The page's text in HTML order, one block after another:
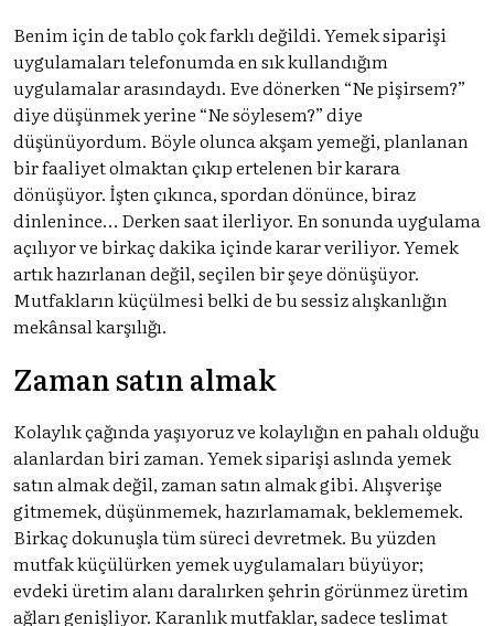
Benim için de tablo çok farklı değildi. Yemek siparişi
uygulamaları telefonumda en sık kullandığım
uygulamalar arasındaydı. Eve dönerken “Ne pişirsem?”
diye düşünmek yerine “Ne söylesem?” diye
düşünüyordum. Böyle olunca akşam yemeği, planlanan
bir faaliyet olmaktan çıkıp ertelenen bir karara
dönüşüyor. İşten çıkınca, spordan dönünce, biraz
dinlenince… Derken saat ilerliyor. En sonunda uygulama
açılıyor ve birkaç dakika içinde karar veriliyor. Yemek
artık hazırlanan değil, seçilen bir şeye dönüşüyor.
Mutfakların küçülmesi belki de bu sessiz alışkanlığın
mekânsal karşılığı.
Zaman satın almak
Kolaylık çağında yaşıyoruz ve kolaylığın en pahalı olduğu
alanlardan biri zaman. Yemek siparişi aslında yemek
satın almak değil, zaman satın almak gibi. Alışverişe
gitmemek, düşünmemek, hazırlamamak, beklememek.
Birkaç dokunuşla tüm süreci devretmek. Bu yüzden
mutfak küçülürken yemek uygulamaları büyüyor;
evdeki üretim alanı daralırken şehrin görünmez üretim
ağları genişliyor. Karanlık mutfaklar, sadece teslimat